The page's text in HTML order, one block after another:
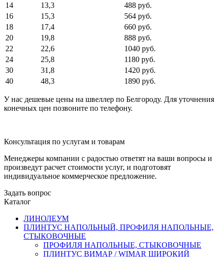
14 13,3
488 руб.
16
15,3
564 руб.
18
17,4
660 руб.
20
19,8
888 руб.
22
22,6
1040 руб.
24
25,8
1180 руб.
30
31,8
1420 руб.
40
48,3 1890 руб.
У нас дешевые цены на швеллер по Белгороду. Для уточнения
конечных цен позвоните по телефону.
Консультация по услугам и товарам
Менеджеры компании с радостью ответят на ваши вопросы и
произведут расчет стоимости услуг, и подготовят
индивидуальное коммерческое предложение.
Задать вопрос
Каталог
ЛИНОЛЕУМ
ПЛИНТУС НАПОЛЬНЫЙ, ПРОФИЛЯ НАПОЛЬНЫЕ,
СТЫКОВОЧНЫЕ
ПРОФИЛЯ НАПОЛЬНЫЕ, СТЫКОВОЧНЫЕ
ПЛИНТУС ВИМАР / WIMAR ШИРОКИЙ